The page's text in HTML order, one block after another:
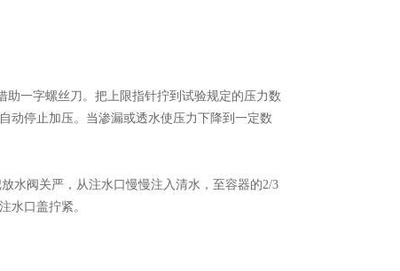
一字螺丝刀。把上限指针拧到试验规定的压力数
动停止加压。当渗漏或透水使压力下降到一定数
阀关严，从注水口慢慢注入清水，至容器的2/3
水口盖拧紧。